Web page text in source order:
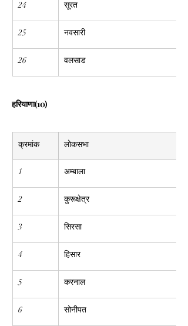
24 सूरत
25 नवसारी
26 वलसाड
हरियाणा(10)
क्रमांक लोकसभा
1 अम्बाला
2 कुरूक्षेत्र
3 सिरसा
4 हिसार
5 करनाल
6 सोनीपत